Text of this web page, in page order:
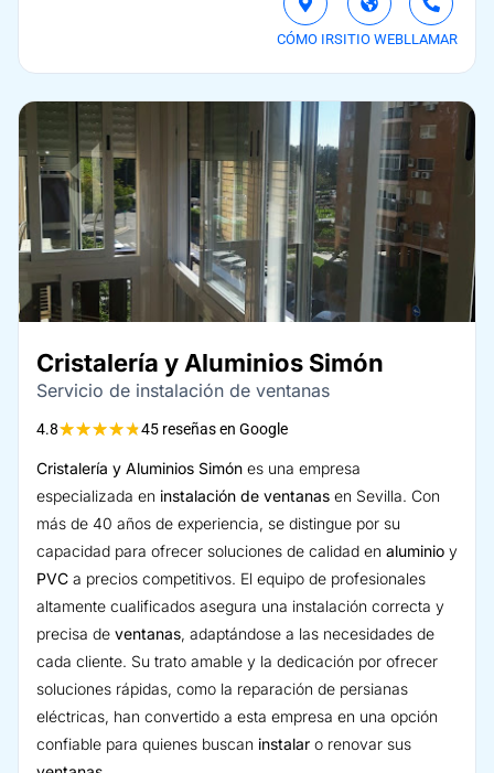
CÓMO IRSITIO WEBLLAMAR
Cristalería y Aluminios Simón
Servicio de instalación de ventanas
4.8★★★★★45 reseñas en Google
Cristalería y Aluminios Simón es una empresa
especializada en instalación de ventanas en Sevilla. Con
más de 40 años de experiencia, se distingue por su
capacidad para ofrecer soluciones de calidad en aluminio y
PVC a precios competitivos. El equipo de profesionales
altamente cualificados asegura una instalación correcta y
precisa de ventanas, adaptándose a las necesidades de
cada cliente. Su trato amable y la dedicación por ofrecer
soluciones rápidas, como la reparación de persianas
eléctricas, han convertido a esta empresa en una opción
confiable para quienes buscan instalar o renovar sus